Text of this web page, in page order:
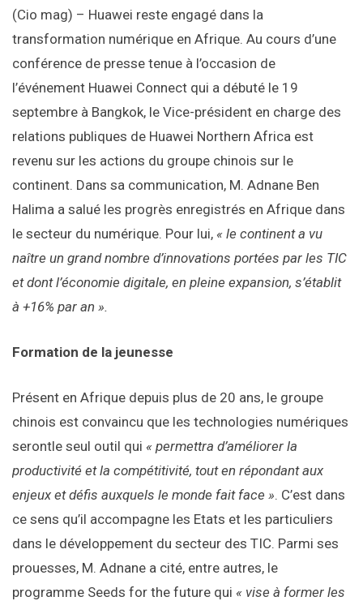
(Cio mag) – Huawei reste engagé dans la
transformation numérique en Afrique. Au cours d’une
conférence de presse tenue à l’occasion de
l’événement Huawei Connect qui a débuté le 19
septembre à Bangkok, le Vice-président en charge des
relations publiques de Huawei Northern Africa est
revenu sur les actions du groupe chinois sur le
continent. Dans sa communication, M. Adnane Ben
Halima a salué les progrès enregistrés en Afrique dans
le secteur du numérique. Pour lui, « le continent a vu
naître un grand nombre d’innovations portées par les TIC
et dont l’économie digitale, en pleine expansion, s’établit
à +16% par an ».
Formation de la jeunesse
Présent en Afrique depuis plus de 20 ans, le groupe
chinois est convaincu que les technologies numériques
serontle seul outil qui « permettra d’améliorer la
productivité et la compétitivité, tout en répondant aux
enjeux et défis auxquels le monde fait face ». C’est dans
ce sens qu’il accompagne les Etats et les particuliers
dans le développement du secteur des TIC. Parmi ses
prouesses, M. Adnane a cité, entre autres, le
programme Seeds for the future qui « vise à former les